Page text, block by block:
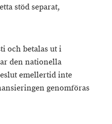
stöd separat,
och betalas ut i
den nationella
emellertid inte
genomföras